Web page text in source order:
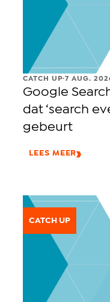
CATCH UP.7 AUG.
Google
dat ‘search
gebeurt
LEES MEER
CATCH UP